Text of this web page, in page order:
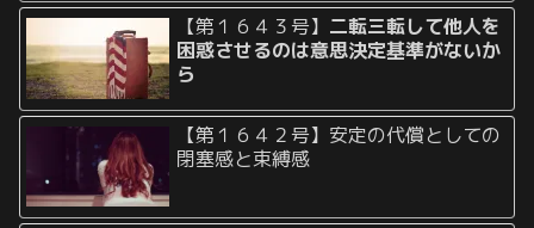
【第１６４３号】 二転三転して他人を
困惑させるのは意思決定基準がないか
ら
【第１６４２号】安定の代償としての
閉塞感と束縛感